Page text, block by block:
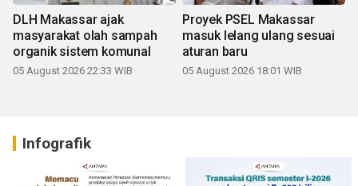
DLH Makassar ajak
masyarakat olah sampah
organik sistem komunal
05 August 2026 22:33 WIB
Proyek PSEL Makassar
masuk lelang ulang sesuai
aturan baru
05 August 2026 18:01 WIB
Infografik